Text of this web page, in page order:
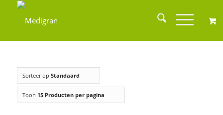
Sorteer op Standaard
Toon 15 Producten per pagina